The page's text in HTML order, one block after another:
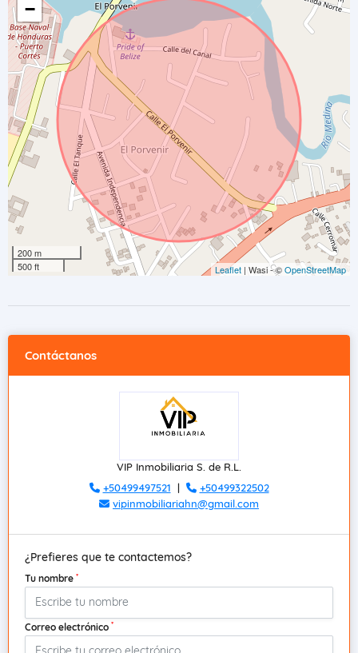
−
200 m
500 ft
Leaflet | Wasi - ©OpenStreetMap
Contáctanos
VIP Inmobiliaria S. de R.L.
+50499497521 |
+50499322502
vipinmobiliariahn@gmail.com
¿Prefieres que te contactemos?
Tu nombre *
Correo electrónico *